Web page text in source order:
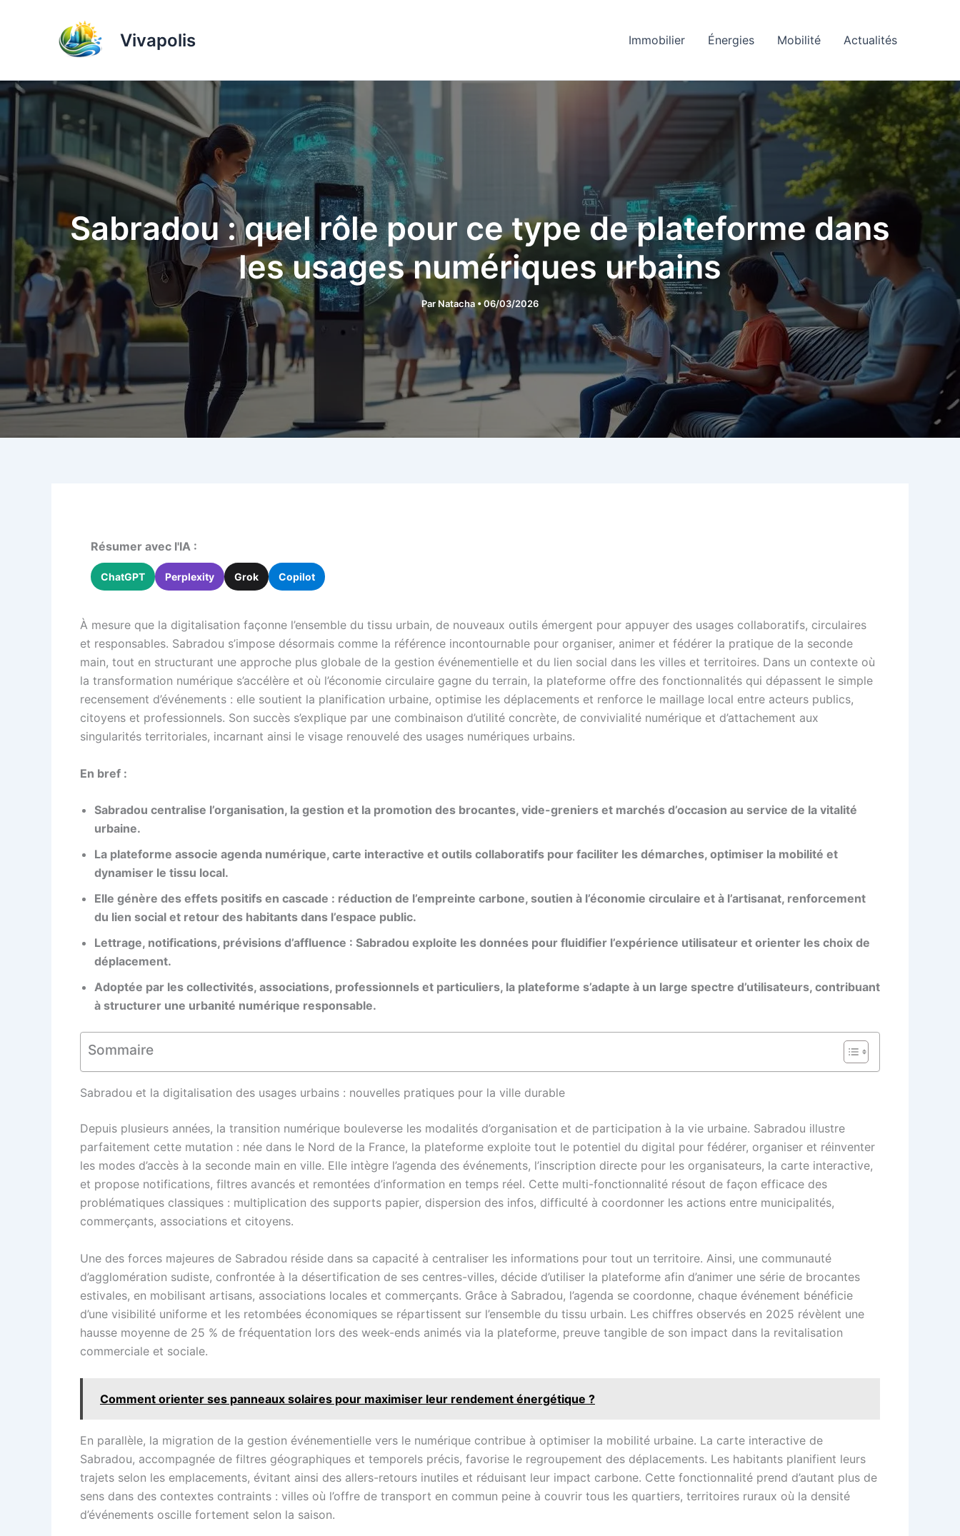
Vivapolis Immobilier Énergies Mobilité Actualités
Sabradou : quel rôle pour ce type de plateforme dans
les usages numériques urbains
Par Natacha •06/03/2026
Résumer avec l'IA :
ChatGPT Perplexity Grok Copilot
À mesure que la digitalisation façonne l’ensemble du tissu urbain, de nouveaux outils émergent pour appuyer des usages collaboratifs, circulaires
et responsables. Sabradou s’impose désormais comme la référence incontournable pour organiser, animer et fédérer la pratique de la seconde
main, tout en structurant une approche plus globale de la gestion événementielle et du lien social dans les villes et territoires. Dans un contexte où
la transformation numérique s’accélère et où l’économie circulaire gagne du terrain, la plateforme offre des fonctionnalités qui dépassent le simple
recensement d’événements : elle soutient la planification urbaine, optimise les déplacements et renforce le maillage local entre acteurs publics,
citoyens et professionnels. Son succès s’explique par une combinaison d’utilité concrète, de convivialité numérique et d’attachement aux
singularités territoriales, incarnant ainsi le visage renouvelé des usages numériques urbains.
En bref :
Sabradou centralise l’organisation, la gestion et la promotion des brocantes, vide-greniers et marchés d’occasion au service de la vitalité
urbaine.
La plateforme associe agenda numérique, carte interactive et outils collaboratifs pour faciliter les démarches, optimiser la mobilité et
dynamiser le tissu local.
Elle génère des effets positifs en cascade : réduction de l’empreinte carbone, soutien à l’économie circulaire et à l’artisanat, renforcement
du lien social et retour des habitants dans l’espace public.
Lettrage, notifications, prévisions d’affluence : Sabradou exploite les données pour fluidifier l’expérience utilisateur et orienter les choix de
déplacement.
Adoptée par les collectivités, associations, professionnels et particuliers, la plateforme s’adapte à un large spectre d’utilisateurs, contribuant
à structurer une urbanité numérique responsable.
Sommaire
Sabradou et la digitalisation des usages urbains : nouvelles pratiques pour la ville durable
Depuis plusieurs années, la transition numérique bouleverse les modalités d’organisation et de participation à la vie urbaine. Sabradou illustre
parfaitement cette mutation : née dans le Nord de la France, la plateforme exploite tout le potentiel du digital pour fédérer, organiser et réinventer
les modes d’accès à la seconde main en ville. Elle intègre l’agenda des événements, l’inscription directe pour les organisateurs, la carte interactive,
et propose notifications, filtres avancés et remontées d’information en temps réel. Cette multi-fonctionnalité résout de façon efficace des
problématiques classiques : multiplication des supports papier, dispersion des infos, difficulté à coordonner les actions entre municipalités,
commerçants, associations et citoyens.
Une des forces majeures de Sabradou réside dans sa capacité à centraliser les informations pour tout un territoire. Ainsi, une communauté
d’agglomération sudiste, confrontée à la désertification de ses centres-villes, décide d’utiliser la plateforme afin d’animer une série de brocantes
estivales, en mobilisant artisans, associations locales et commerçants. Grâce à Sabradou, l’agenda se coordonne, chaque événement bénéficie
d’une visibilité uniforme et les retombées économiques se répartissent sur l’ensemble du tissu urbain. Les chiffres observés en 2025 révèlent une
hausse moyenne de 25 % de fréquentation lors des week-ends animés via la plateforme, preuve tangible de son impact dans la revitalisation
commerciale et sociale.
Comment orienter ses panneaux solaires pour maximiser leur rendement énergétique ?
En parallèle, la migration de la gestion événementielle vers le numérique contribue à optimiser la mobilité urbaine. La carte interactive de
Sabradou, accompagnée de filtres géographiques et temporels précis, favorise le regroupement des déplacements. Les habitants planifient leurs
trajets selon les emplacements, évitant ainsi des allers-retours inutiles et réduisant leur impact carbone. Cette fonctionnalité prend d’autant plus de
sens dans des contextes contraints : villes où l’offre de transport en commun peine à couvrir tous les quartiers, territoires ruraux où la densité
d’événements oscille fortement selon la saison.